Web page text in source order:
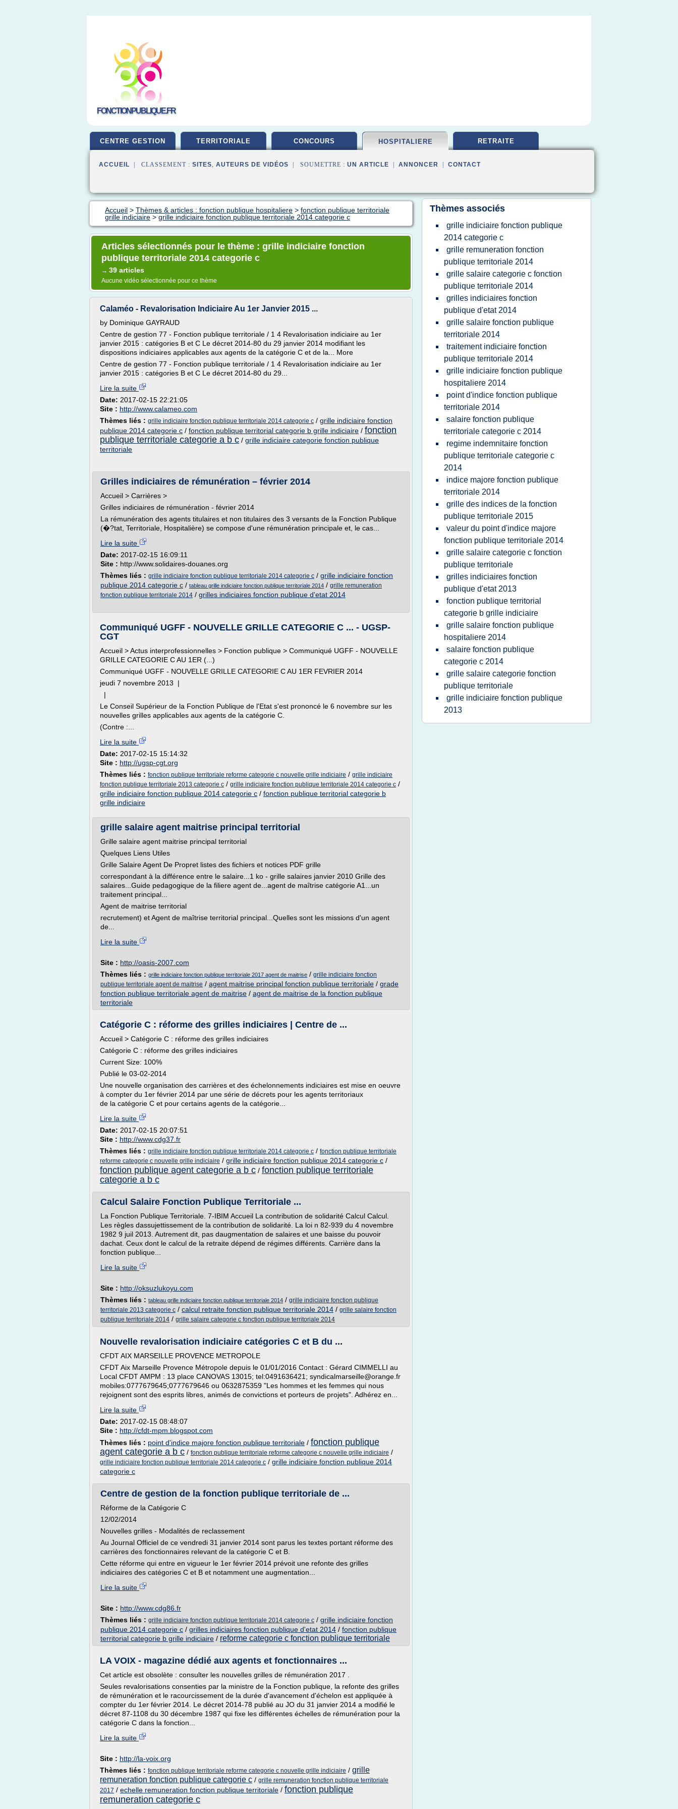
FONCTIONPUBLIQUE.FR
CENTRE GESTION TERRITORIALE CONCOURS HOSPITALIERE RETRAITE
ACCUEIL | CLASSEMENT : SITES, AUTEURS DE VIDÉOS | SOUMETTRE : UN ARTICLE ANNONCER CONTACT
Accueil > Thèmes & articles : fonction publique hospitaliere > fonction publique territoriale
grille indiciaire > grille indiciaire fonction publique territoriale 2014 categorie c
Articles sélectionnés pour le thème : grille indiciaire fonction
publique territoriale 2014 categorie c
→ 39 articles
Aucune vidéo sélectionnée pour ce thème
Calaméo - Revalorisation Indiciaire Au 1er Janvier 2015 ...
by Dominique GAYRAUD
Centre de gestion 77 - Fonction publique territoriale / 1 4 Revalorisation indiciaire au 1er
janvier 2015 : catégories B et C Le décret 2014-80 du 29 janvier 2014 modifiant les
dispositions indiciaires applicables aux agents de la catégorie C et de la... More
Centre de gestion 77 - Fonction publique territoriale / 1 4 Revalorisation indiciaire au 1er
janvier 2015 : catégories B et C Le décret 2014-80 du 29...
Lire la suite
Date: 2017-02-15 22:21:05
Site : http://www.calameo.com
Thèmes liés : grille indiciaire fonction publique territoriale 2014 categorie c / grille indiciaire fonction
publique 2014 categorie c / fonction publique territorial categorie b grille indiciaire / fonction
publique territoriale categorie a b c / grille indiciaire categorie fonction publique
territoriale
Grilles indiciaires de rémunération – février 2014
Accueil > Carrières >
Grilles indiciaires de rémunération - février 2014
La rémunération des agents titulaires et non titulaires des 3 versants de la Fonction Publique
(�?tat, Territoriale, Hospitalière) se compose d'une rémunération principale et, le cas...
Lire la suite
Date: 2017-02-15 16:09:11
Site : http://www.solidaires-douanes.org
Thèmes liés : grille indiciaire fonction publique territoriale 2014 categorie c / grille indiciaire fonction
publique 2014 categorie c / tableau grille indiciaire fonction publique territoriale 2014 / grille remuneration
fonction publique territoriale 2014 / grilles indiciaires fonction publique d'etat 2014
Communiqué UGFF - NOUVELLE GRILLE CATEGORIE C ... - UGSP-
CGT
Accueil > Actus interprofessionnelles > Fonction publique > Communiqué UGFF - NOUVELLE
GRILLE CATEGORIE C AU 1ER (...)
Communiqué UGFF - NOUVELLE GRILLE CATEGORIE C AU 1ER FEVRIER 2014
jeudi 7 novembre 2013 |
|
Le Conseil Supérieur de la Fonction Publique de l'Etat s'est prononcé le 6 novembre sur les
nouvelles grilles applicables aux agents de la catégorie C.
(Contre :...
Lire la suite
Date: 2017-02-15 15:14:32
Site : http://ugsp-cgt.org
Thèmes liés : fonction publique territoriale reforme categorie c nouvelle grille indiciaire / grille indiciaire
fonction publique territoriale 2013 categorie c / grille indiciaire fonction publique territoriale 2014 categorie c /
grille indiciaire fonction publique 2014 categorie c / fonction publique territorial categorie b
grille indiciaire
grille salaire agent maitrise principal territorial
Grille salaire agent maitrise principal territorial
Quelques Liens Utiles
Grille Salaire Agent De Propret listes des fichiers et notices PDF grille
correspondant à la différence entre le salaire...1 ko - grille salaires janvier 2010 Grille des
salaires...Guide pedagogique de la filiere agent de...agent de maîtrise catégorie A1...un
traitement principal...
Agent de maitrise territorial
recrutement) et Agent de maîtrise territorial principal...Quelles sont les missions d'un agent
de...
Lire la suite
Site : http://oasis-2007.com
Thèmes liés : grille indiciaire fonction publique territoriale 2017 agent de maitrise / grille indiciaire fonction
publique territoriale agent de maitrise / agent maitrise principal fonction publique territoriale / grade
fonction publique territoriale agent de maitrise / agent de maitrise de la fonction publique
territoriale
Catégorie C : réforme des grilles indiciaires | Centre de ...
Accueil > Catégorie C : réforme des grilles indiciaires
Catégorie C : réforme des grilles indiciaires
Current Size: 100%
Publié le 03-02-2014
Une nouvelle organisation des carrières et des échelonnements indiciaires est mise en oeuvre
à compter du 1er février 2014 par une série de décrets pour les agents territoriaux
de la catégorie C et pour certains agents de la catégorie...
Lire la suite
Date: 2017-02-15 20:07:51
Site : http://www.cdg37.fr
Thèmes liés : grille indiciaire fonction publique territoriale 2014 categorie c / fonction publique territoriale
reforme categorie c nouvelle grille indiciaire / grille indiciaire fonction publique 2014 categorie c /
fonction publique agent categorie a b c / fonction publique territoriale
categorie a b c
Calcul Salaire Fonction Publique Territoriale ...
La Fonction Publique Territoriale. 7-IBIM Accueil La contribution de solidarité Calcul Calcul.
Les règles dassujettissement de la contribution de solidarité. La loi n 82-939 du 4 novembre
1982 9 juil 2013. Autrement dit, pas daugmentation de salaires et une baisse du pouvoir
dachat. Ceux dont le calcul de la retraite dépend de régimes différents. Carrière dans la
fonction publique...
Lire la suite
Site : http://oksuzlukoyu.com
Thèmes liés : tableau grille indiciaire fonction publique territoriale 2014 / grille indiciaire fonction publique
territoriale 2013 categorie c / calcul retraite fonction publique territoriale 2014 / grille salaire fonction
publique territoriale 2014 / grille salaire categorie c fonction publique territoriale 2014
Nouvelle revalorisation indiciaire catégories C et B du ...
CFDT AIX MARSEILLE PROVENCE METROPOLE
CFDT Aix Marseille Provence Métropole depuis le 01/01/2016 Contact : Gérard CIMMELLI au
Local CFDT AMPM : 13 place CANOVAS 13015; tel:0491636421; syndicalmarseille@orange.fr
mobiles:0777679645;0777679646 ou 0632875359 "Les hommes et les femmes qui nous
rejoignent sont des esprits libres, animés de convictions et porteurs de projets". Adhérez en...
Lire la suite
Date: 2017-02-15 08:48:07
Site : http://cfdt-mpm.blogspot.com
Thèmes liés : point d'indice majore fonction publique territoriale / fonction publique
agent categorie a b c / fonction publique territoriale reforme categorie c nouvelle grille indiciaire /
grille indiciaire fonction publique territoriale 2014 categorie c / grille indiciaire fonction publique 2014
categorie c
Centre de gestion de la fonction publique territoriale de ...
Réforme de la Catégorie C
12/02/2014
Nouvelles grilles - Modalités de reclassement
Au Journal Officiel de ce vendredi 31 janvier 2014 sont parus les textes portant réforme des
carrières des fonctionnaires relevant de la catégorie C et B.
Cette réforme qui entre en vigueur le 1er février 2014 prévoit une refonte des grilles
indiciaires des catégories C et B et notamment une augmentation...
Lire la suite
Site : http://www.cdg86.fr
Thèmes liés : grille indiciaire fonction publique territoriale 2014 categorie c / grille indiciaire fonction
publique 2014 categorie c / grilles indiciaires fonction publique d'etat 2014 / fonction publique
territorial categorie b grille indiciaire / reforme categorie c fonction publique territoriale
LA VOIX - magazine dédié aux agents et fonctionnaires ...
Cet article est obsolète : consulter les nouvelles grilles de rémunération 2017 .
Seules revalorisations consenties par la ministre de la Fonction publique, la refonte des grilles
de rémunération et le racourcissement de la durée d'avancement d'échelon est appliquée à
compter du 1er février 2014. Le décret 2014-78 publié au JO du 31 janvier 2014 a modifié le
décret 87-1108 du 30 décembre 1987 qui fixe les différentes échelles de rémunération pour la
catégorie C dans la fonction...
Lire la suite
Site : http://la-voix.org
Thèmes liés : fonction publique territoriale reforme categorie c nouvelle grille indiciaire / grille
remuneration fonction publique categorie c / grille remuneration fonction publique territoriale
2017 / echelle remuneration fonction publique territoriale / fonction publique
remuneration categorie c
Thèmes associés
grille indiciaire fonction publique
2014 categorie c
grille remuneration fonction
publique territoriale 2014
grille salaire categorie c fonction
publique territoriale 2014
grilles indiciaires fonction
publique d'etat 2014
grille salaire fonction publique
territoriale 2014
traitement indiciaire fonction
publique territoriale 2014
grille indiciaire fonction publique
hospitaliere 2014
point d'indice fonction publique
territoriale 2014
salaire fonction publique
territoriale categorie c 2014
regime indemnitaire fonction
publique territoriale categorie c
2014
indice majore fonction publique
territoriale 2014
grille des indices de la fonction
publique territoriale 2015
valeur du point d'indice majore
fonction publique territoriale 2014
grille salaire categorie c fonction
publique territoriale
grilles indiciaires fonction
publique d'etat 2013
fonction publique territorial
categorie b grille indiciaire
grille salaire fonction publique
hospitaliere 2014
salaire fonction publique
categorie c 2014
grille salaire categorie fonction
publique territoriale
grille indiciaire fonction publique
2013